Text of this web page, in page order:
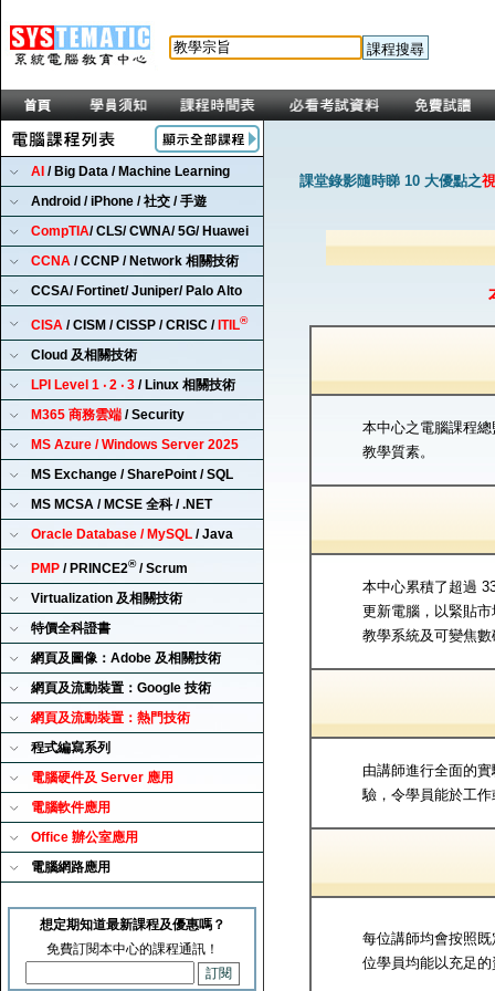
AI / Big Data / Machine Learning
Android / iPhone / 社交 / 手遊
CompTIA/ CLS/ CWNA/ 5G/ Huawei
CCNA / CCNP / Network 相關技術
CCSA/ Fortinet/ Juniper/ Palo Alto
CISA / CISM / CISSP / CRISC / ITIL®
Cloud 及相關技術
LPI Level 1 ‧ 2 ‧ 3 / Linux 相關技術
M365 商務雲端 / Security
MS Azure / Windows Server 2025
MS Exchange / SharePoint / SQL
MS MCSA / MCSE 全科 / .NET
Oracle Database / MySQL / Java
PMP / PRINCE2®/ Scrum
Virtualization 及相關技術
特價全科證書
網頁及圖像：Adobe 及相關技術
網頁及流動裝置：Google 技術
網頁及流動裝置：熱門技術
程式編寫系列
電腦硬件及 Server 應用
電腦軟件應用
Office 辦公室應用
電腦網路應用
想定期知道最新課程及優惠嗎？
免費訂閱本中心的課程通訊！
課堂錄影隨時睇 10 大優點之
本中心之電腦課程
教學質素。
本中心累積了超過
更新電腦，以緊貼
教學系統及可變焦
由講師進行全面的
驗，令學員能於工
每位講師均會按照
位學員均能以充足